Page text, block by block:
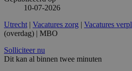
10-07-2026
Utrecht | Vacatures zorg | Vacatures
(overdag) | MBO
Solliciteer nu
Dit kan al binnen twee minuten